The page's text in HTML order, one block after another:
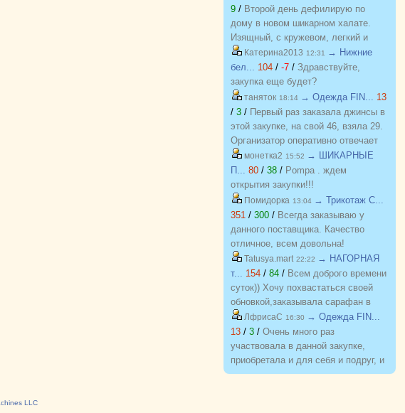
9 / Второй день дефилирую по
дому в новом шикарном халате.
Изящный, с кружевом, легкий и
красивый. Куплен на распродаже
по отличной цене. Спасибо
организатору за возможность
приобретать красивые вещи по
приятным ценам. Желаю закупке
процветания и долгожительства
Катерина2013 12:31
→ Нижние
бел... 104 / -7 / Здравствуйте,
закупка еще будет?
таняток 18:14 → Одежда FIN... 13
/ 3 / Первый раз заказала джинсы в
этой закупке, на свой 46, взяла 29.
Организатор оперативно отвечает
на вопросы. Спасибо!!!
монетка2 15:52 → ШИКАРНЫЕ
П... 80 / 38 / Pompa . ждем
открытия закупки!!!
Помидорка 13:04 → Трикотаж C...
351 / 300 / Всегда заказываю у
данного поставщика. Качество
отличное, всем довольна!
Tatusya.mart 22:22 → НАГОРНАЯ
т... 154 / 84 / Всем доброго времени
суток)) Хочу похвастаться своей
обновкой,заказывала сарафан в
закупке (Нагорная трикотаж) и
осталась в полном восторге от
качества)) Соответствие
размерности и качество Выше
всяких похвал))
ЛфрисаС 16:30 → Одежда FIN...
13 / 3 / Очень много раз
участвовала в данной закупке,
приобретала и для себя и подруг, и
джинсы, и джемпера, и платья, и
LLC